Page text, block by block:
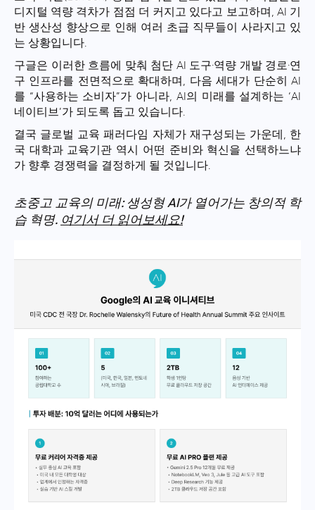
디지털 역량 격차가 점점 더 커지고 있다고 보고하며, AI 기
반 생산성 향상으로 인해 여러 초급 직무들이 사라지고 있
는 상황입니다.
구글은 이러한 흐름에 맞춰 첨단 AI 도구·역량 개발 경로·연
구 인프라를 전면적으로 확대하며, 다음 세대가 단순히 AI
를 “사용하는 소비자”가 아니라, AI의 미래를 설계하는 ‘AI
네이티브’가 되도록 돕고 있습니다.
결국 글로벌 교육 패러다임 자체가 재구성되는 가운데, 한
국 대학과 교육기관 역시 어떤 준비와 혁신을 선택하느냐
가 향후 경쟁력을 결정하게 될 것입니다.
초중고 교육의 미래: 생성형 AI가 열어가는 창의적 학
습 혁명. 여기서 더 읽어보세요!